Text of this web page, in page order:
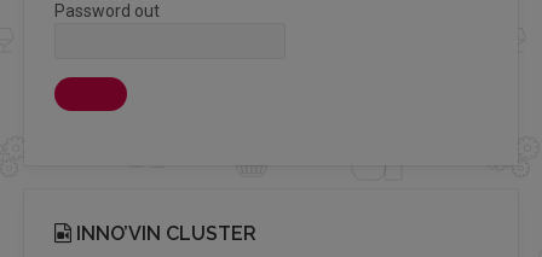
Password out
INNO’VIN CLUSTER